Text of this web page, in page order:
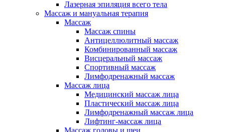
Лазерная эпиляция всего тела
Массаж и мануальная терапия
Массаж
Массаж спины
Антицеллюлитный массаж
Комбинированный массаж
Висцеральный массаж
Спортивный массаж
Лимфодренажный массаж
Массаж лица
Медицинский массаж лица
Пластический массаж лица
Лимфодренажный массаж лица
Лифтинг-массаж лица
Массаж головы и шеи